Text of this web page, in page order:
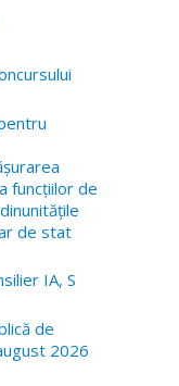
funcțiilor de
de stat
IA, S
de
2026